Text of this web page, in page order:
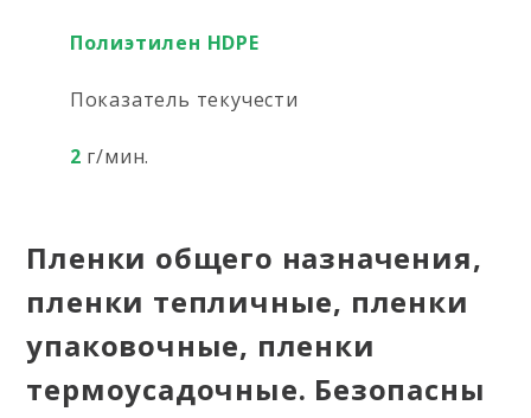
Полиэтилен HDPE
Показатель текучести
2 г/мин.
Пленки общего назначения,
пленки тепличные, пленки
упаковочные, пленки
термоусадочные. Безопасны